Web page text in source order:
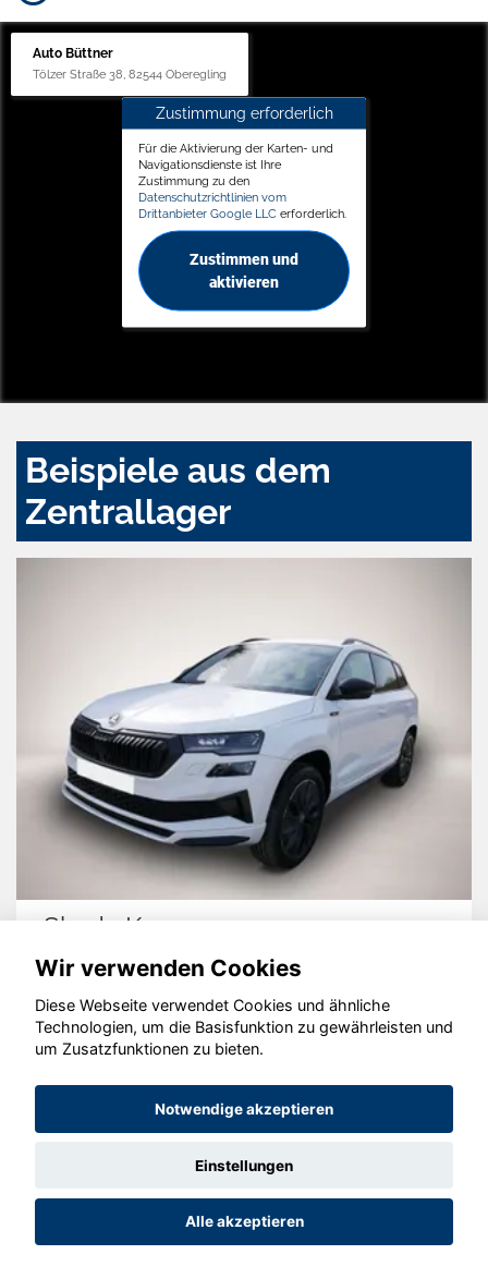
Auto Büttner
Tölzer Straße 38, 82544 Oberegling
Zustimmung erforderlich
Für die Aktivierung der Karten- und
Navigationsdienste ist Ihre
Zustimmung zu den
Datenschutzrichtlinien vom
Drittanbieter Google LLC erforderlich.
Zustimmen und
aktivieren
Beispiele aus dem
Zentrallager
Skoda Karoq
© konjunkturmotor.de GmbH 2020 - 2026
Wir verwenden Cookies
Diese Webseite verwendet Cookies und ähnliche
Technologien, um die Basisfunktion zu gewährleisten und
um Zusatzfunktionen zu bieten.
Notwendige akzeptieren
Einstellungen
Alle akzeptieren